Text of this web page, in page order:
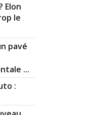
Elon
le
pavé
...
: